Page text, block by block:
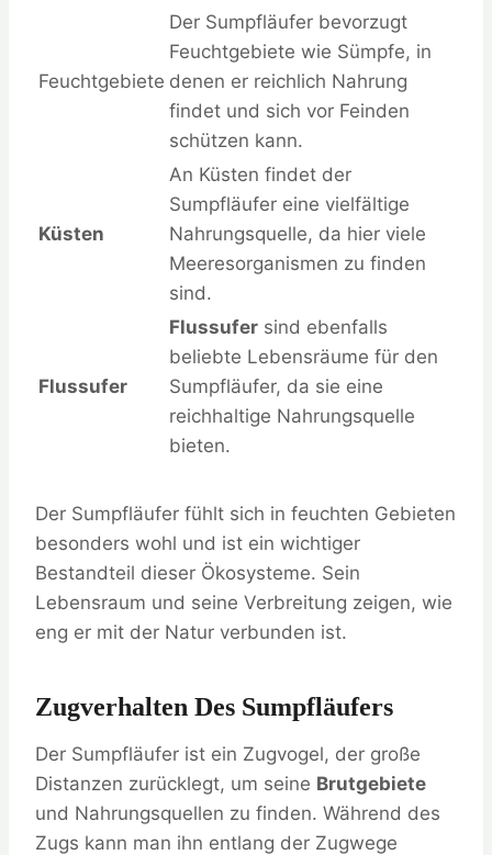
Feuchtgebiete
Der Sumpfläufer bevorzugt
Feuchtgebiete wie Sümpfe, in
denen er reichlich Nahrung
findet und sich vor Feinden
schützen kann.
Küsten
An Küsten findet der
Sumpfläufer eine vielfältige
Nahrungsquelle, da hier viele
Meeresorganismen zu finden
sind.
Flussufer
Flussufer sind ebenfalls
beliebte Lebensräume für den
Sumpfläufer, da sie eine
reichhaltige Nahrungsquelle
bieten.
Der Sumpfläufer fühlt sich in feuchten Gebieten
besonders wohl und ist ein wichtiger
Bestandteil dieser Ökosysteme. Sein
Lebensraum und seine Verbreitung zeigen, wie
eng er mit der Natur verbunden ist.
Zugverhalten Des Sumpfläufers
Der Sumpfläufer ist ein Zugvogel, der große
Distanzen zurücklegt, um seine Brutgebiete
und Nahrungsquellen zu finden. Während des
Zugs kann man ihn entlang der Zugwege